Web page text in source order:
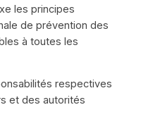
les principes
de prévention des
à toutes les
respectives
et des autorités